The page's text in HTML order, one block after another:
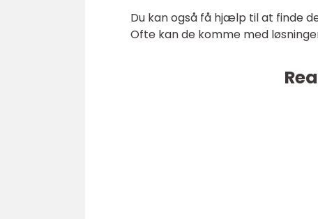
Du kan også få hjælp til at finde
Ofte kan de komme med